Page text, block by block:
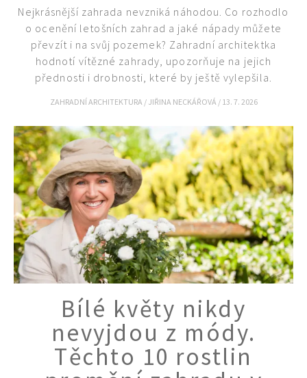
Naše krásná zahrada
Nejkrásnější zahrada nevzniká náhodou. Co rozhodlo
o ocenění letošních zahrad a jaké nápady můžete
převzít i na svůj pozemek? Zahradní architektka
hodnotí vítězné zahrady, upozorňuje na jejich
přednosti i drobnosti, které by ještě vylepšila.
ZAHRADNÍ ARCHITEKTURA / JIŘINA NECKÁŘOVÁ / 13. 7. 2026
Bílé květy nikdy
nevyjdou z módy.
Těchto 10 rostlin